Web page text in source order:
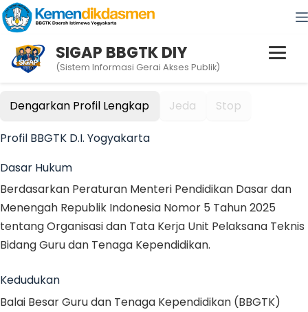
SIGAP BBGTK DIY
(Sistem Informasi Gerai Akses Publik)
Dengarkan Profil Lengkap Jeda Stop
Profil BBGTK D.I. Yogyakarta
Dasar Hukum
Berdasarkan Peraturan Menteri Pendidikan Dasar dan
Menengah Republik Indonesia Nomor 5 Tahun 2025
tentang Organisasi dan Tata Kerja Unit Pelaksana Teknis
Bidang Guru dan Tenaga Kependidikan.
Kedudukan
Balai Besar Guru dan Tenaga Kependidikan (BBGTK)